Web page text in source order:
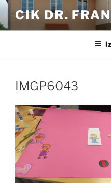
Preskoči
sadržaj
CIK DR.
IMGP6043